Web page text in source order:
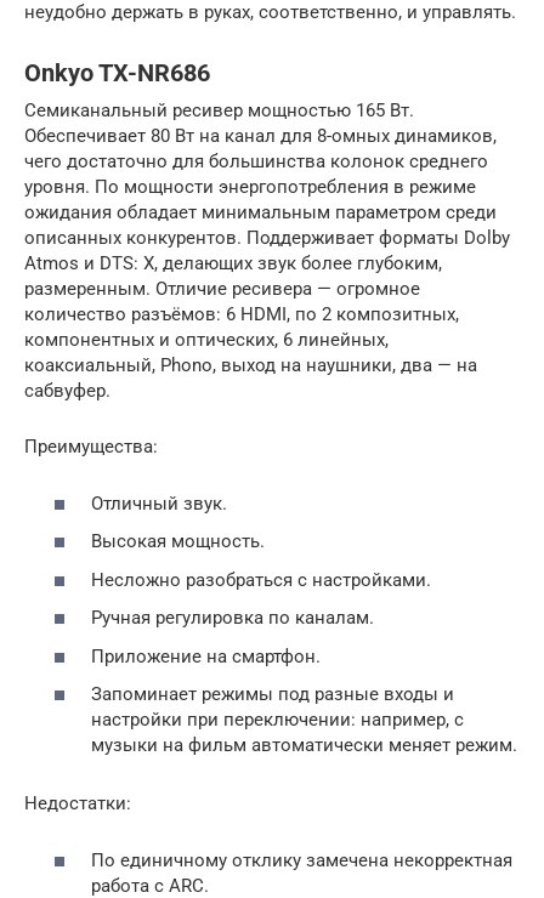
неудобно держать в руках, соответственно, и управлять.
Onkyo TX-NR686
Семиканальный ресивер мощностью 165 Вт.
Обеспечивает 80 Вт на канал для 8-омных динамиков,
чего достаточно для большинства колонок среднего
уровня. По мощности энергопотребления в режиме
ожидания обладает минимальным параметром среди
описанных конкурентов. Поддерживает форматы Dolby
Atmos и DTS: X, делающих звук более глубоким,
размеренным. Отличие ресивера — огромное
количество разъёмов: 6 HDMI, по 2 композитных,
компонентных и оптических, 6 линейных,
коаксиальный, Phono, выход на наушники, два — на
сабвуфер.
Преимущества:
Отличный звук.
Высокая мощность.
Несложно разобраться с настройками.
Ручная регулировка по каналам.
Приложение на смартфон.
Запоминает режимы под разные входы и
настройки при переключении: например, с
музыки на фильм автоматически меняет режим.
Недостатки:
По единичному отклику замечена некорректная
работа с ARC.